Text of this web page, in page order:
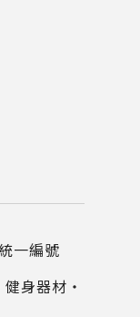
一編號
身器材‧